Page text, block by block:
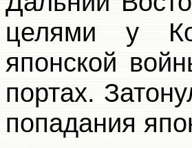
целями у
японской
портах.
попадания